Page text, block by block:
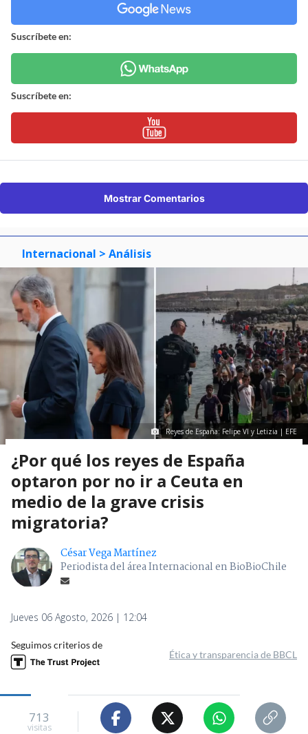
Suscríbete en:
Suscríbete en:
Mostrar Comentarios
Internacional > Análisis
Reyes de España: Felipe VI y Letizia | EFE
¿Por qué los reyes de España
optaron por no ir a Ceuta en
medio de la grave crisis
migratoria?
César Vega Martínez
Periodista del área Internacional en BioBioChile
Jueves 06 Agosto, 2026 | 12:04
Seguimos criterios de
Ética y transparencia de BBCL
713
visitas